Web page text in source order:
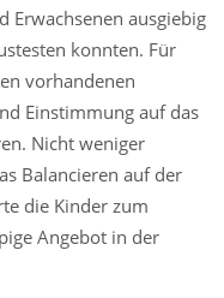
Erwachsenen ausgiebig
konnten. Für
vorhandenen
Einstimmung auf das
Nicht weniger
Balancieren auf der
die Kinder zum
Angebot in der